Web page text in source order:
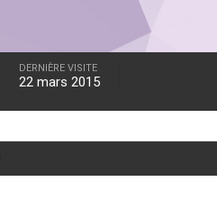
DERNIÈRE VISITE
22 mars 2015